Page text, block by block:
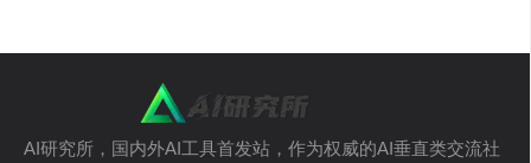
AI研究所，国内外AI工具首发站，作为权威的AI垂直类交流社